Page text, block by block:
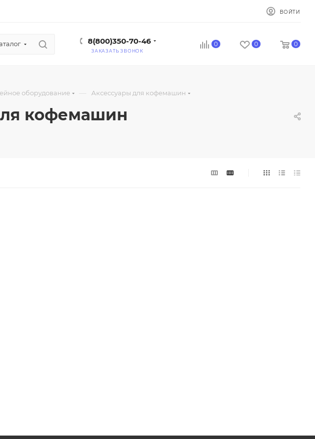
ВОЙТИ
8(800)350-70-46
ЗАКАЗАТЬ ЗВОНОК
0 0 0
оборудование — Аксессуары для кофемашин
кофемашин